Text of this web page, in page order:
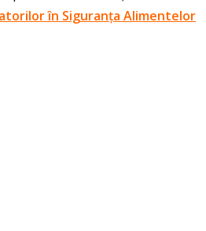
în Siguranța Alimentelor